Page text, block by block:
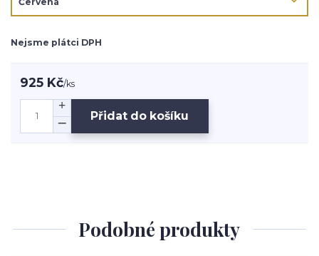
Nejsme plátci DPH
925 Kč/ks
Přidat do košíku
Podobné produkty